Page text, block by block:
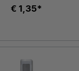
€ 1,35*